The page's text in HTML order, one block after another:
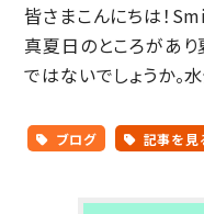
皆さまこんにちは！
真夏日のところがあ
ではないでしょうか。
ブログ 記事を見